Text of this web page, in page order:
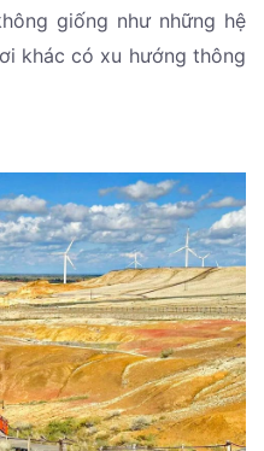
giống như những hệ
khác có xu hướng thông